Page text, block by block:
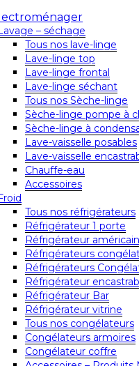
– séchage
Tous nos lave-linge
Lave-linge top
Lave-linge frontal
Lave-linge séchant
Tous nos Sèche-linge
Sèche-linge pompe à
Sèche-linge à
Lave-vaisselle posables
Lave-vaisselle
Chauffe-eau
Accessoires
Tous nos réfrigérateurs
Réfrigérateur 1 porte
Réfrigérateur américain
Réfrigérateurs
Réfrigérateurs
Réfrigérateur
Réfrigérateur Bar
Réfrigérateur vitrine
Tous nos congélateurs
Congélateurs armoires
Congélateur coffre